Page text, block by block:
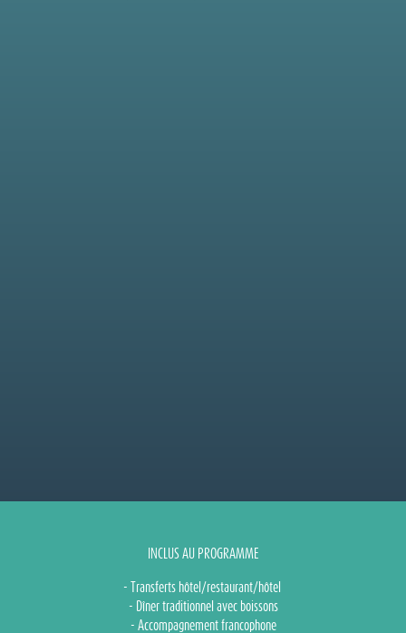
INCLUS AU PROGRAMME
- Transferts hôtel/restaurant/hôtel
- Dîner traditionnel avec boissons
- Accompagnement francophone